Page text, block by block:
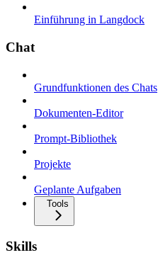
Einführung in Langdock
Chat
Grundfunktionen des Chats
Dokumenten-Editor
Prompt-Bibliothek
Projekte
Geplante Aufgaben
Tools
Skills